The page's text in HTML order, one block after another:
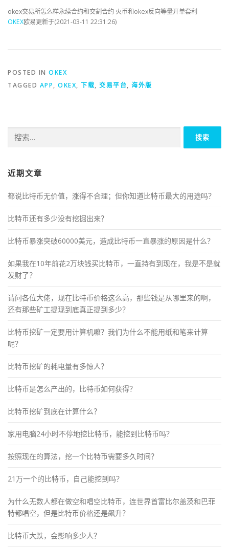
okex交易所怎么样永续合约和交割合约 火币和okex反向等量开单套利
OKEX欧易更新于(2021-03-11 22:31:26)
POSTED IN OKEX
TAGGED APP, OKEX, 下载, 交易平台, 海外版
索：
近期文章
都说比特币无价值，涨得不合理；但你知道比特币最大的用途吗？
比特币还有多少没有挖掘出来？
比特币暴涨突破60000美元，造成比特币一直暴涨的原因是什么？
如果我在10年前花2万块钱买比特币，一直持有到现在，我是不是就
发财了？
请问各位大佬，现在比特币价格这么高，那些钱是从哪里来的啊，
还有那些矿工提现到底真正提到多少？
比特币挖矿一定要用计算机嚒？我们为什么不能用纸和笔来计算
呢？
比特币挖矿的耗电量有多惊人？
比特币是怎么产出的，比特币如何获得？
比特币挖矿到底在计算什么？
家用电脑24小时不停地挖比特币，能挖到比特币吗？
按照现在的算法，挖一个比特币需要多久时间？
21万一个的比特币，自己能挖到吗？
为什么无数人都在做空和唱空比特币，连世界首富比尔盖茨和巴菲
特都唱空，但是比特币价格还是飙升？
比特币大跌，会影响多少人？